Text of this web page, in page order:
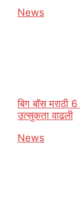
In relation to
News
बिग बॉस मराठी 6
उत्सुकता वाढली
In relation to
News